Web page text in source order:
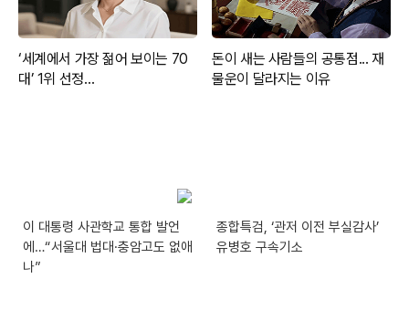
이 대통령 사관학교 통합 발언
에…“서울대 법대·충암고도 없애
나”
종합특검, ‘관저 이전 부실감사’
유병호 구속기소